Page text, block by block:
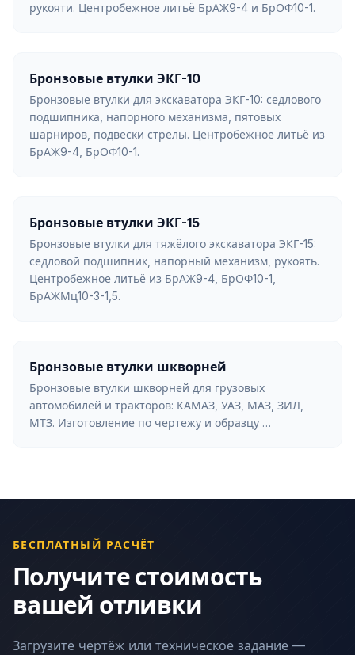
рукояти. Центробежное литьё БрАЖ9-4 и БрОФ10-1.
Бронзовые втулки ЭКГ-10
Бронзовые втулки для экскаватора ЭКГ-10: седлового
подшипника, напорного механизма, пятовых
шарниров, подвески стрелы. Центробежное литьё из
БрАЖ9-4, БрОФ10-1.
Бронзовые втулки ЭКГ-15
Бронзовые втулки для тяжёлого экскаватора ЭКГ-15:
седловой подшипник, напорный механизм, рукоять.
Центробежное литьё из БрАЖ9-4, БрОФ10-1,
БрАЖМц10-3-1,5.
Бронзовые втулки шкворней
Бронзовые втулки шкворней для грузовых
автомобилей и тракторов: КАМАЗ, УАЗ, МАЗ, ЗИЛ,
МТЗ. Изготовление по чертежу и образцу …
БЕСПЛАТНЫЙ РАСЧЁТ
Получите стоимость
вашей отливки
Загрузите чертёж или техническое задание —